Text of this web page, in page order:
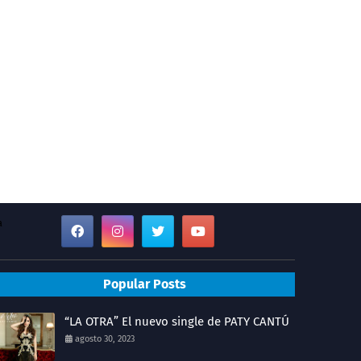
Popular Posts
“LA OTRA” El nuevo single de PATY CANTÚ
agosto 30, 2023